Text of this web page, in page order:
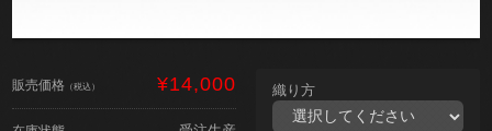
販売価格 （税込） ¥14,000 織り方